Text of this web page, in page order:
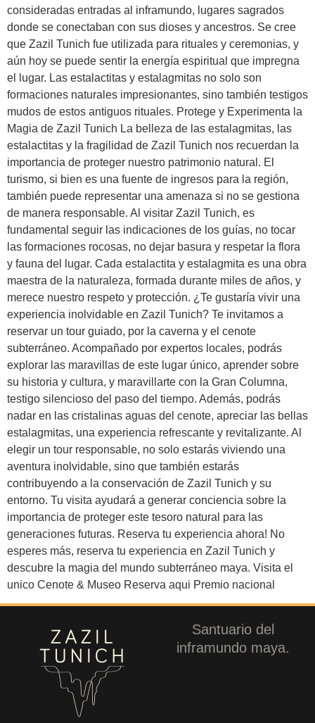
consideradas entradas al inframundo, lugares sagrados
donde se conectaban con sus dioses y ancestros. Se cree
que Zazil Tunich fue utilizada para rituales y ceremonias, y
aún hoy se puede sentir la energía espiritual que impregna
el lugar. Las estalactitas y estalagmitas no solo son
formaciones naturales impresionantes, sino también testigos
mudos de estos antiguos rituales. Protege y Experimenta la
Magia de Zazil Tunich La belleza de las estalagmitas, las
estalactitas y la fragilidad de Zazil Tunich nos recuerdan la
importancia de proteger nuestro patrimonio natural. El
turismo, si bien es una fuente de ingresos para la región,
también puede representar una amenaza si no se gestiona
de manera responsable. Al visitar Zazil Tunich, es
fundamental seguir las indicaciones de los guías, no tocar
las formaciones rocosas, no dejar basura y respetar la flora
y fauna del lugar. Cada estalactita y estalagmita es una obra
maestra de la naturaleza, formada durante miles de años, y
merece nuestro respeto y protección. ¿Te gustaría vivir una
experiencia inolvidable en Zazil Tunich? Te invitamos a
reservar un tour guiado, por la caverna y el cenote
subterráneo. Acompañado por expertos locales, podrás
explorar las maravillas de este lugar único, aprender sobre
su historia y cultura, y maravillarte con la Gran Columna,
testigo silencioso del paso del tiempo. Además, podrás
nadar en las cristalinas aguas del cenote, apreciar las bellas
estalagmitas, una experiencia refrescante y revitalizante. Al
elegir un tour responsable, no solo estarás viviendo una
aventura inolvidable, sino que también estarás
contribuyendo a la conservación de Zazil Tunich y su
entorno. Tu visita ayudará a generar conciencia sobre la
importancia de proteger este tesoro natural para las
generaciones futuras. Reserva tu experiencia ahora! No
esperes más, reserva tu experiencia en Zazil Tunich y
descubre la magia del mundo subterráneo maya. Visita el
unico Cenote & Museo Reserva aqui Premio nacional
Santuario del
inframundo maya.